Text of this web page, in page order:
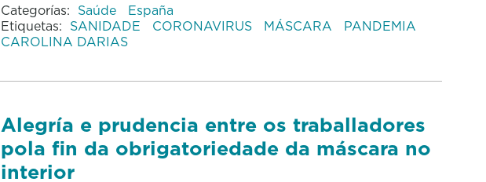
Categorías: Saúde
España
Etiquetas: SANIDADE CORONAVIRUS MÁSCARA
PANDEMIA
CAROLINA DARIAS
Alegría e prudencia entre os traballadores
pola fin da obrigatoriedade da máscara no
interior